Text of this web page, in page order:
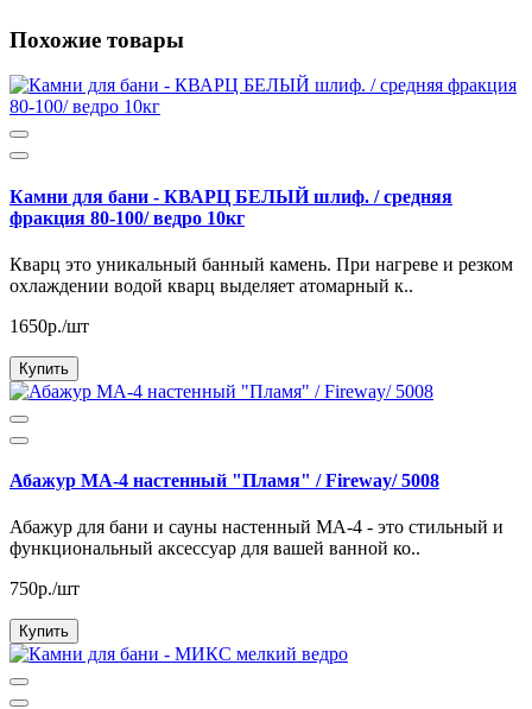
Похожие товары
Камни для бани - КВАРЦ БЕЛЫЙ шлиф. / средняя
фракция 80-100/ ведро 10кг
Кварц это уникальный банный камень. При нагреве и резком
охлаждении водой кварц выделяет атомарный к..
1650р./шт
Купить
Абажур МА-4 настенный "Пламя" / Fireway/ 5008
Абажур для бани и сауны настенный МА-4 - это стильный и
функциональный аксессуар для вашей ванной ко..
750р./шт
Купить